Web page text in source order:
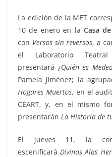
La edición de la MET
10 de enero en la Casa
con Versos sin reversos, a
el Laboratorio
presentará ¿Quién es
Pamela Jiménez; la
Hogares Muertos, en el
CEART, y, en el mismo
presentarán La Historia de
El jueves 11, la
escenificaráDivinas Alas